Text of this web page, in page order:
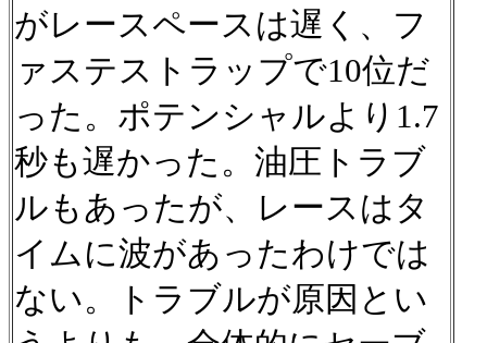
がレースペースは遅く、フ
ァステストラップで10位だ
った。ポテンシャルより1.7
秒も遅かった。油圧トラブ
ルもあったが、レースはタ
イムに波があったわけでは
ない。トラブルが原因とい